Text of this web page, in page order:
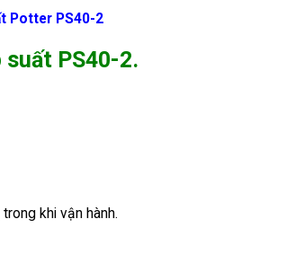
Potter PS40-2
suất PS40-2.
khi vận hành.